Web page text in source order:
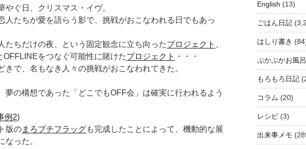
やぐ日、クリスマス・イヴ。
人たちが愛を語らう影で、挑戦がおこなわれる日でもあっ
たちだけの夜、という固定観念に立ち向ったプロジェクト
OFFLINEをつなぐ可能性に賭けたプロジェクト
・・・
きで、名もなき人々の挑戦がおこなわれてきた。
夢の構想であった「どこでもOFF会」は確実に行われるよう
例2)
版のまろプチフラッグも完成したことによって、機動的な展
なった。
English (13)
ごはん日記
はしり書き
ぷかぷかお風
もろもろ日記
コラム (20)
レシピ(3)
出来事メモ